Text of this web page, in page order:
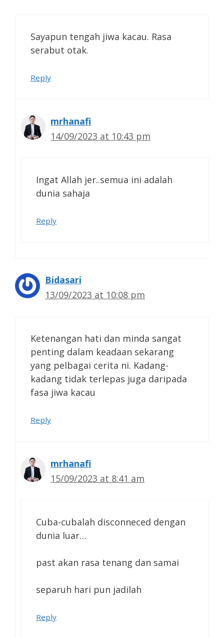
Sayapun tengah jiwa kacau. Rasa
serabut otak.
Reply
mrhanafi
14/09/2023 at 10:43 pm
Ingat Allah jer..semua ini adalah
dunia sahaja
Reply
Bidasari
13/09/2023 at 10:08 pm
Ketenangan hati dan minda sangat
penting dalam keadaan sekarang
yang pelbagai cerita ni. Kadang-
kadang tidak terlepas juga daripada
fasa jiwa kacau
Reply
mrhanafi
15/09/2023 at 8:41 am
Cuba-cubalah disconneced dengan
dunia luar…
past akan rasa tenang dan samai
separuh hari pun jadilah
Reply